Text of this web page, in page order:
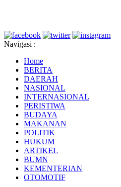
Navigasi :
Home
BERITA
DAERAH
NASIONAL
INTERNASIONAL
PERISTIWA
BUDAYA
MAKANAN
POLITIK
HUKUM
ARTIKEL
BUMN
KEMENTERIAN
OTOMOTIF